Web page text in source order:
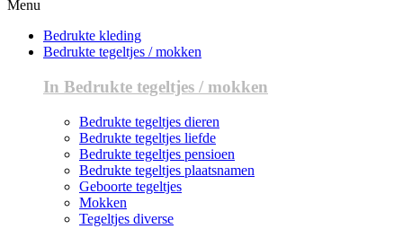
Menu
Bedrukte kleding
Bedrukte tegeltjes / mokken
In Bedrukte tegeltjes / mokken
Bedrukte tegeltjes dieren
Bedrukte tegeltjes liefde
Bedrukte tegeltjes pensioen
Bedrukte tegeltjes plaatsnamen
Geboorte tegeltjes
Mokken
Tegeltjes diverse